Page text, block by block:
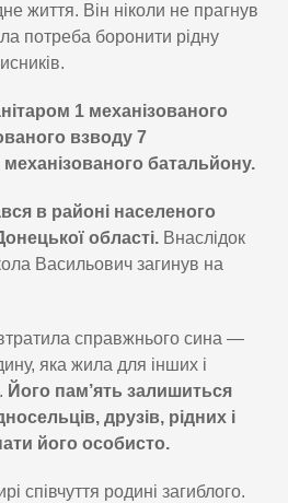
життя. Він ніколи не прагнув
потреба боронити рідну
1 механізованого
взводу 7
механізованого батальйону.
в районі населеного
області. Внаслідок
Васильович загинув на
справжнього сина —
яка жила для інших і
Його пам’ять залишиться
друзів, рідних і
його особисто.
співчуття родині загиблого.